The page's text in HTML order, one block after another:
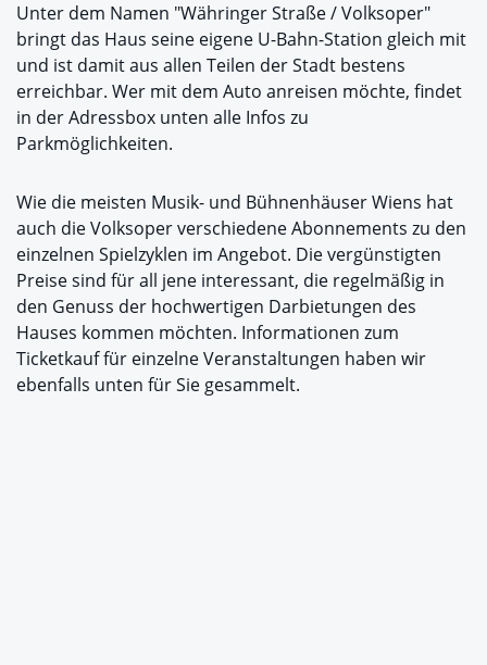
Unter dem Namen "Währinger Straße / Volksoper"
bringt das Haus seine eigene U-Bahn-Station gleich mit
und ist damit aus allen Teilen der Stadt bestens
erreichbar. Wer mit dem Auto anreisen möchte, findet
in der Adressbox unten alle Infos zu
Parkmöglichkeiten.
Wie die meisten Musik- und Bühnenhäuser Wiens hat
auch die Volksoper verschiedene Abonnements zu den
einzelnen Spielzyklen im Angebot. Die vergünstigten
Preise sind für all jene interessant, die regelmäßig in
den Genuss der hochwertigen Darbietungen des
Hauses kommen möchten. Informationen zum
Ticketkauf für einzelne Veranstaltungen haben wir
ebenfalls unten für Sie gesammelt.